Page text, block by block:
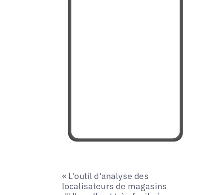
« L'outil d'analyse des
localisateurs de magasins